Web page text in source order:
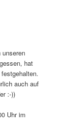
unseren
hat
auch auf
:-))
Uhr im